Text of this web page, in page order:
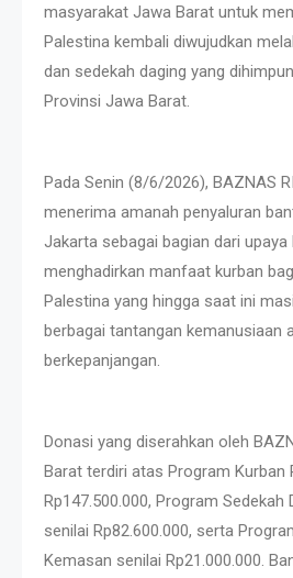
masyarakat Jawa Barat untuk
Palestina kembali diwujudkan
dan sedekah daging yang
Provinsi Jawa Barat.
Pada Senin (8/6/2026), BAZNAS
menerima amanah penyaluran
Jakarta sebagai bagian dari
menghadirkan manfaat kurban
Palestina yang hingga saat ini
berbagai tantangan kemanusiaan
berkepanjangan.
Donasi yang diserahkan oleh
Barat terdiri atas Program Kurban
Rp147.500.000, Program Sedekah
senilai Rp82.600.000, serta
Kemasan senilai Rp21.000.000.